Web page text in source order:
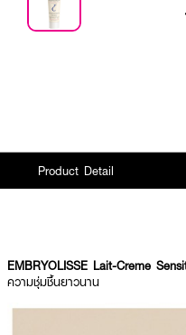
Product Detail
EMBRYOLISSE Lait-Creme
ความชุ่มชื้นยาวนาน